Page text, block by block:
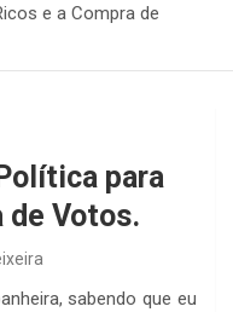
e a Compra de
para
de Votos.
sabendo que eu